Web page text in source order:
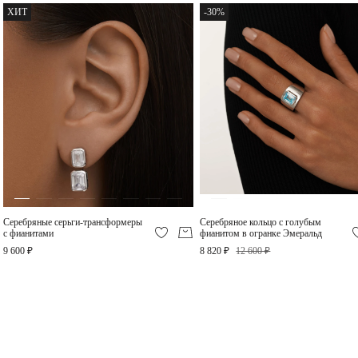
Серебряный браслет с
голубым фианитом в
огранке Эмеральд
Серебряное кольцо с
голубым фианитом в
огранке Эмеральд
ХИТ
Серебряные серьги-трансформеры
с фианитами
9 600 ₽
-30%
Серебряное кольцо с голубым
фианитом в огранке Эмеральд
8 820 ₽ 12 600 ₽